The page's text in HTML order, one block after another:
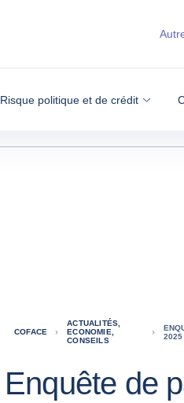
Risque politique et de crédit
COFACE
ACTUALITÉS,
ECONOMIE,
CONSEILS
2025
Enquête de